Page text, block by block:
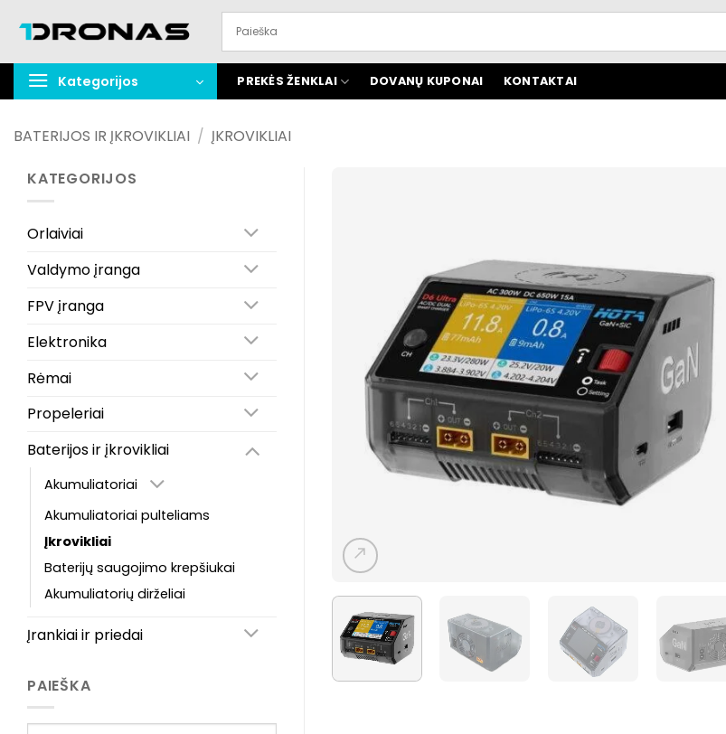
turinį
Kategorijos PREKĖS ŽENKLAI DOVANŲ KUPONAI KONTAKTAI
BATERIJOS IR ĮKROVIKLIAI / ĮKROVIKLIAI
KATEGORIJOS
Orlaiviai
Valdymo įranga
FPV įranga
Elektronika
Rėmai
Propeleriai
Baterijos ir įkrovikliai
Akumuliatoriai
Akumuliatoriai pulteliams
Įkrovikliai
Baterijų saugojimo krepšiukai
Akumuliatorių dirželiai
Įrankiai ir priedai
PAIEŠKA